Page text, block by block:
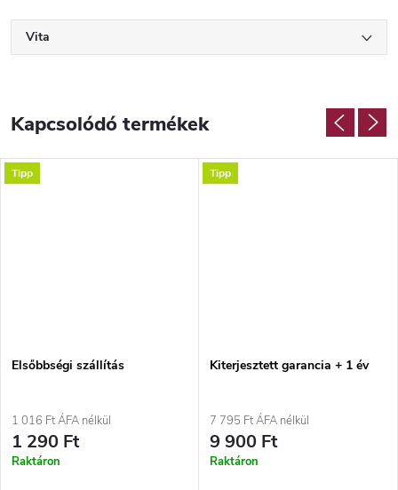
Vita
Kapcsolódó termékek
Tipp
Elsőbbségi szállítás
1 016 Ft ÁFA nélkül
1 290 Ft
Raktáron
Tipp
Kiterjesztett garancia + 1 év
7 795 Ft ÁFA nélkül
9 900 Ft
Raktáron